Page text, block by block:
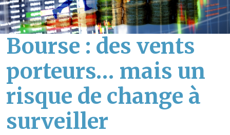
Bourse : des vents
porteurs… mais un
risque de change à
surveiller